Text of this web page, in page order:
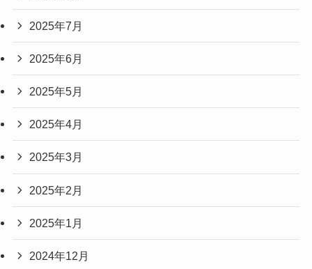
2025年7月
2025年6月
2025年5月
2025年4月
2025年3月
2025年2月
2025年1月
2024年12月